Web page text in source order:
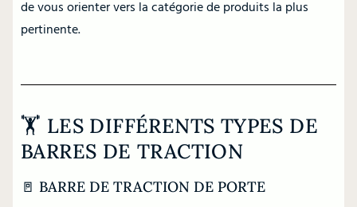
de vous orienter vers la catégorie de produits la plus
pertinente.
🏋️ LES DIFFÉRENTS TYPES DE
BARRES DE TRACTION
🚪 BARRE DE TRACTION DE PORTE